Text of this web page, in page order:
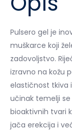
Pulsero gel je
muškarce koji
zadovoljstvo.
izravno na kožu
elastičnost tkiva
učinak temelji
bioaktivnih tvari
jača erekcija i